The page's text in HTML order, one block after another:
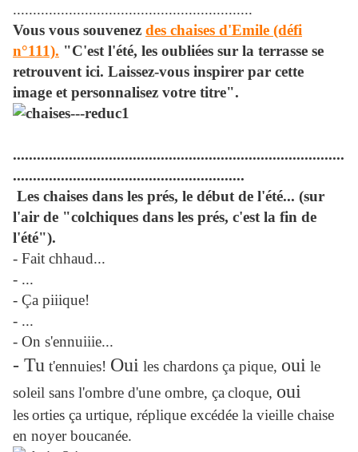
............................................................
Vous vous souvenez des chaises d'Emile (défi
n°111). "C'est l'été, les oubliées sur la terrasse se
retrouvent ici. Laissez-vous inspirer par cette
image et personnalisez votre titre".
...................................................................................
..........................................................
Les chaises dans les prés, le début de l'été... (sur
l'air de "colchiques dans les prés, c'est la fin de
l'été").
- Fait chhaud...
- ...
- Ça piiique!
- ...
- On s'ennuiiie...
- Tu t'ennuies! Oui les chardons ça pique, oui le
soleil sans l'ombre d'une ombre, ça cloque, oui
lesorties ça urtique, réplique excédée la vieille chaise
en noyer boucanée.